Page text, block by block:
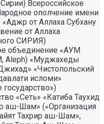
Всероссийское
ополчение имени
от Аллаха Субхану
от Аллаха
СИРИЯ)
объединение «АУМ
Aleph) «Муджахеды
«Чистопольский
исломи»
«Сеть» «Катиба Таухид
аш-Шам» («Организация
Тахрир аш-Шам»,